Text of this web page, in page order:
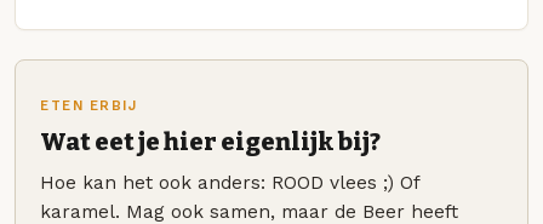
ETEN ERBIJ
Wat eet je hier eigenlijk bij?
Hoe kan het ook anders: ROOD vlees ;) Of
karamel. Mag ook samen, maar de Beer heeft